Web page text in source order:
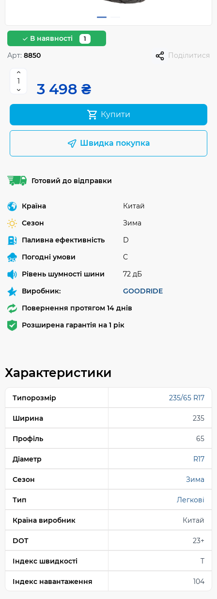
В наявності 1
Арт: 8850 Поділитися
3 498 ₴
Купити
Швидка покупка
Готовий до відправки
Країна
Китай
Сезон
Зима
Паливна ефективність
D
Погодні умови
C
Рівень шумності шини
72 дБ
Виробник:
GOODRIDE
Повернення протягом 14 днів
Розширена гарантія на 1 рік
Характеристики
Типорозмір 235/65 R17
Ширина 235
Профіль 65
Діаметр R17
Сезон Зима
Тип Легкові
Країна виробник Китай
DOT 23+
Індекс швидкості T
Індекс навантаження 104